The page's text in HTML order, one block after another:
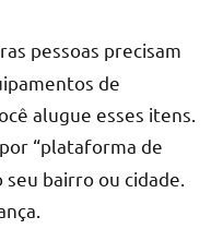
pessoas precisam
de
alugue esses itens.
“plataforma de
bairro ou cidade.